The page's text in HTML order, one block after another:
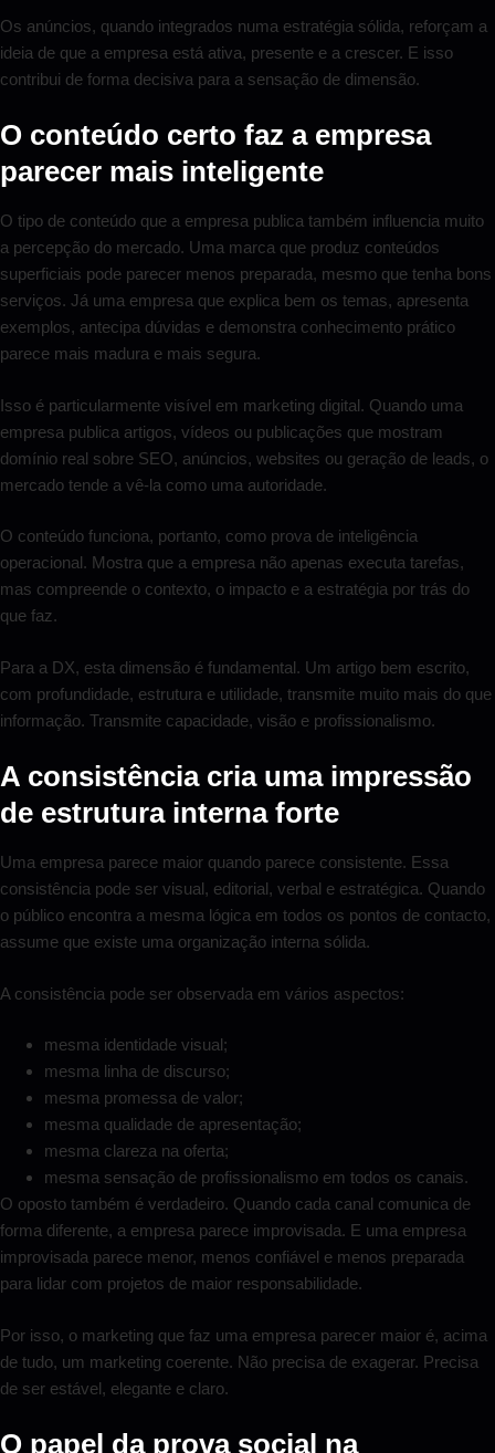
Os anúncios, quando integrados numa estratégia sólida, reforçam a
ideia de que a empresa está ativa, presente e a crescer. E isso
contribui de forma decisiva para a sensação de dimensão.
O conteúdo certo faz a empresa
parecer mais inteligente
O tipo de conteúdo que a empresa publica também influencia muito
a percepção do mercado. Uma marca que produz conteúdos
superficiais pode parecer menos preparada, mesmo que tenha bons
serviços. Já uma empresa que explica bem os temas, apresenta
exemplos, antecipa dúvidas e demonstra conhecimento prático
parece mais madura e mais segura.
Isso é particularmente visível em marketing digital. Quando uma
empresa publica artigos, vídeos ou publicações que mostram
domínio real sobre SEO, anúncios, websites ou geração de leads, o
mercado tende a vê-la como uma autoridade.
O conteúdo funciona, portanto, como prova de inteligência
operacional. Mostra que a empresa não apenas executa tarefas,
mas compreende o contexto, o impacto e a estratégia por trás do
que faz.
Para a DX, esta dimensão é fundamental. Um artigo bem escrito,
com profundidade, estrutura e utilidade, transmite muito mais do que
informação. Transmite capacidade, visão e profissionalismo.
A consistência cria uma impressão
de estrutura interna forte
Uma empresa parece maior quando parece consistente. Essa
consistência pode ser visual, editorial, verbal e estratégica. Quando
o público encontra a mesma lógica em todos os pontos de contacto,
assume que existe uma organização interna sólida.
A consistência pode ser observada em vários aspectos:
mesma identidade visual;
mesma linha de discurso;
mesma promessa de valor;
mesma qualidade de apresentação;
mesma clareza na oferta;
mesma sensação de profissionalismo em todos os canais.
O oposto também é verdadeiro. Quando cada canal comunica de
forma diferente, a empresa parece improvisada. E uma empresa
improvisada parece menor, menos confiável e menos preparada
para lidar com projetos de maior responsabilidade.
Por isso, o marketing que faz uma empresa parecer maior é, acima
de tudo, um marketing coerente. Não precisa de exagerar. Precisa
de ser estável, elegante e claro.
O papel da prova social na